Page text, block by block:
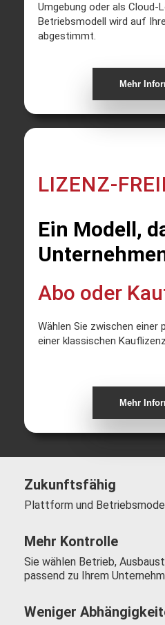
Umgebung oder als Cloud-
Betriebsmodell wird auf
abgestimmt.
Mehr
LIZENZ-
Ein Modell,
Abo oder
Wählen Sie zwischen einer
einer klassischen
Mehr
Zukunftsfähig
Plattform und
Mehr Kontrolle
Sie wählen Betrieb,
passend zu Ihrem
Weniger